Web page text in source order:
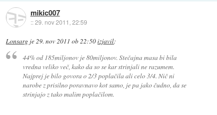
mikic007
::29. nov 2011, 22:59
Lonsarg je29. nov 2011 ob 22:50izjavil:
44% od 185miljonov je 80miljonov. Stečajna masa bi bila
vredna veliko več, kako da so se kar strinjali ne razumem.
Najprej je bilo govora o 2/3 poplačila ali celo 3/4. Nič ni
narobe z prisilno poravnavo kot samo, je pa jako čudno, da se
strinjajo z tako malim poplačilom.